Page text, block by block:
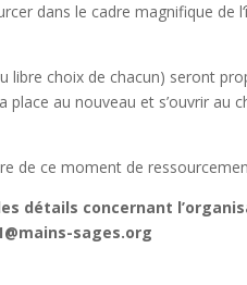
dans le cadre magnifique de
libre choix de chacun) seront
au nouveau et s’ouvrir au
de ce moment de
détails concernant
sages.org